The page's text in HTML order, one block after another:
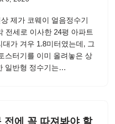
제가 코웨이 얼음정수기
전세로 이사한 24평 아파트
가 겨우 1.8미터였는데, 그
스터기를 이미 올려놓은 상
일반형 정수기는…
전에 꼭 따져봐야 할